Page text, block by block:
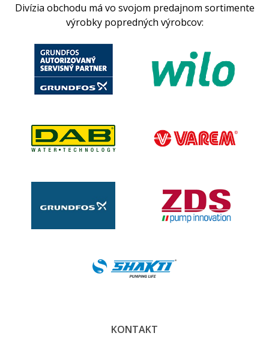
Divízia obchodu má vo svojom predajnom sortimente
výrobky popredných výrobcov:
KONTAKT